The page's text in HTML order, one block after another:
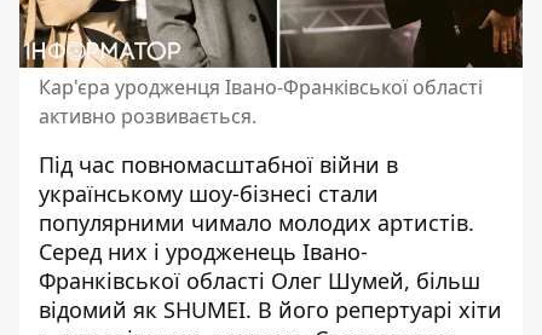
Кар'єра уродженця Івано-Франківської області
активно розвивається.
Під час повномасштабної війни в
українському шоу-бізнесі стали
популярними чимало молодих артистів.
Серед них і уродженець Івано-
Франківської області Олег Шумей, більш
відомий як SHUMEI. В його репертуарі хіти